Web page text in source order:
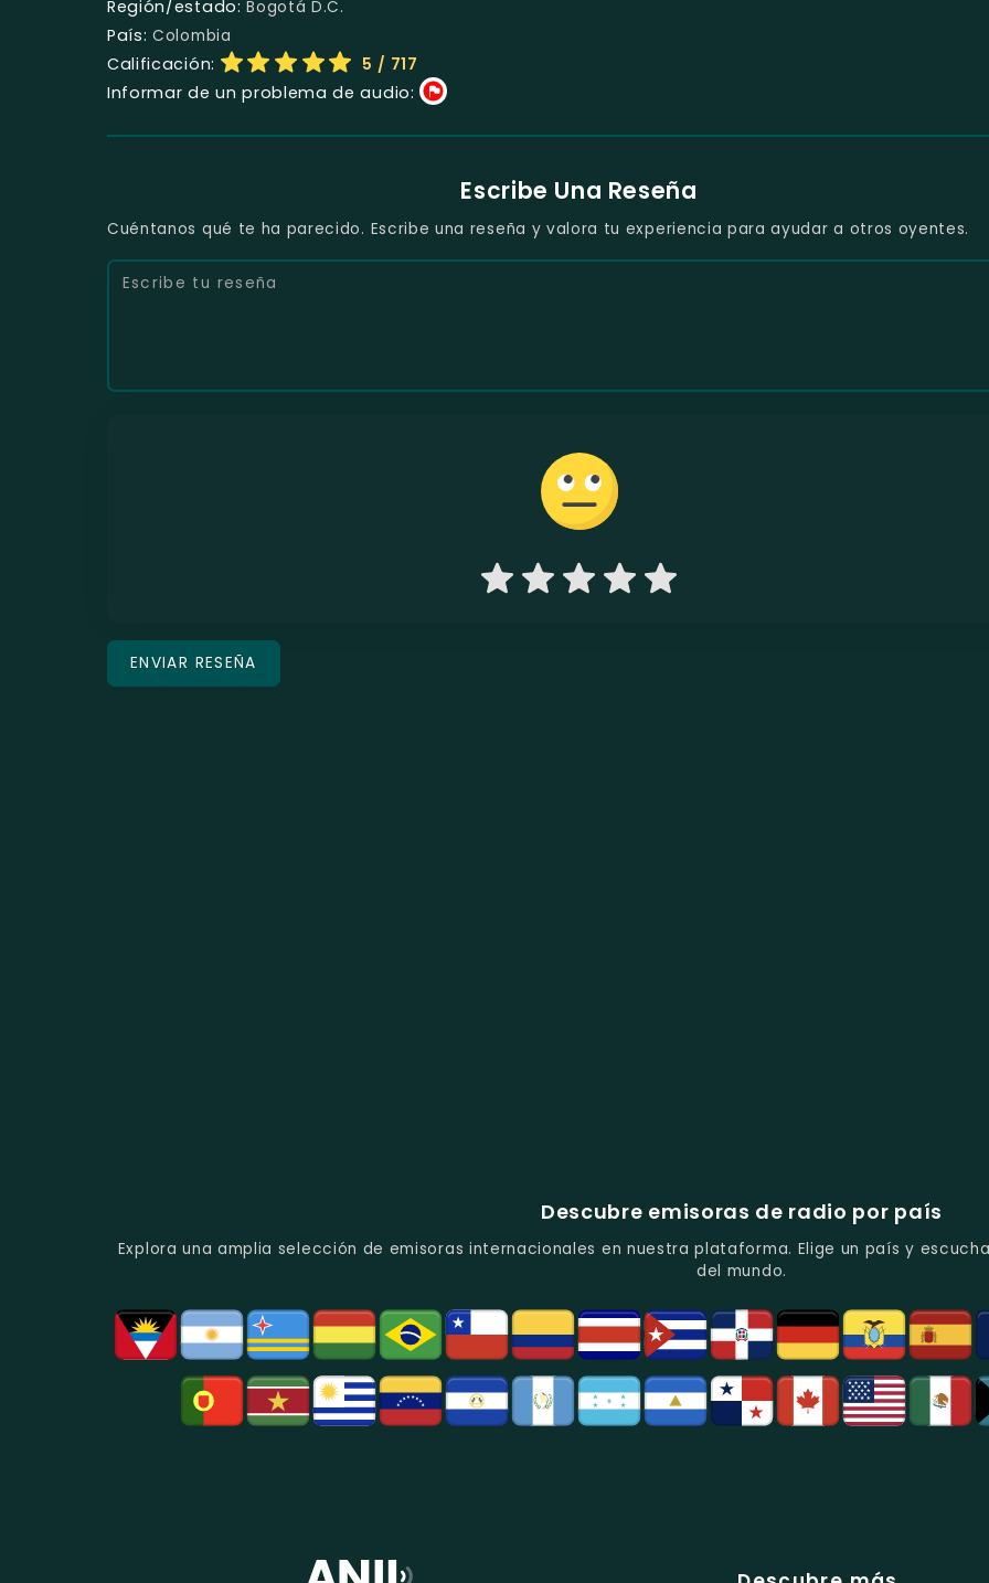
Región/estado: Bogotá D.C.
País: Colombia
Calificación: 5 / 717
Informar de un problema de audio:
Escribe Una Reseña
Cuéntanos qué te ha parecido. Escribe una reseña y valora tu experiencia para ayudar a otros oyentes.
Descubre emisoras de radio por país
Explora una amplia selección de emisoras internacionales en nuestra plataforma. Elige un país y
del mundo.